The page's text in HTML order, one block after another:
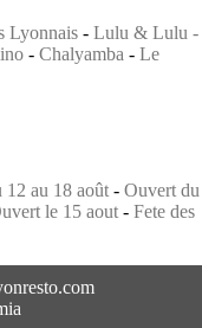
Lyonnais - Lulu & Lulu -
- Chalyamba - Le
12 au 18 août - Ouvert du
le 15 aout - Fete des